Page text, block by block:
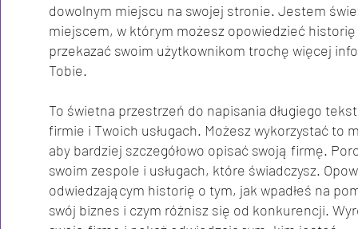
dowolnym miejscu na swojej stronie. Jestem
miejscem, w którym możesz opowiedzieć
przekazać swoim użytkownikom trochę więcej
Tobie.
To świetna przestrzeń do napisania długiego
firmie i Twoich usługach. Możesz wykorzystać to
aby bardziej szczegółowo opisać swoją firmę.
swoim zespole i usługach, które świadczysz.
odwiedzającym historię o tym, jak wpadłeś na
swój biznes i czym różnisz się od konkurencji.